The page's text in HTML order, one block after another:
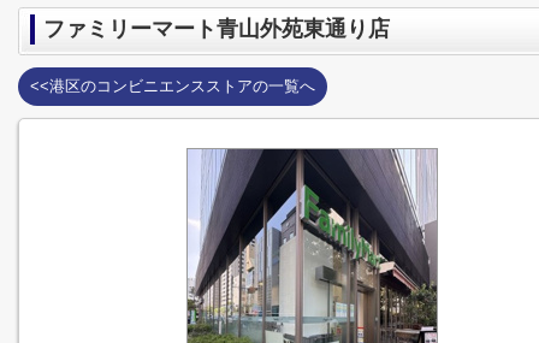
ファミリーマート青山外苑東通り店
<<港区のコンビニエンスストアの一覧へ